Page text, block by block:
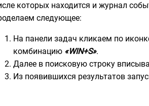
которых находится и журнал
следующее:
На панели задач кликаем по
комбинацию «WIN+S».
Далее в поисковую строку
Из появившихся результатов